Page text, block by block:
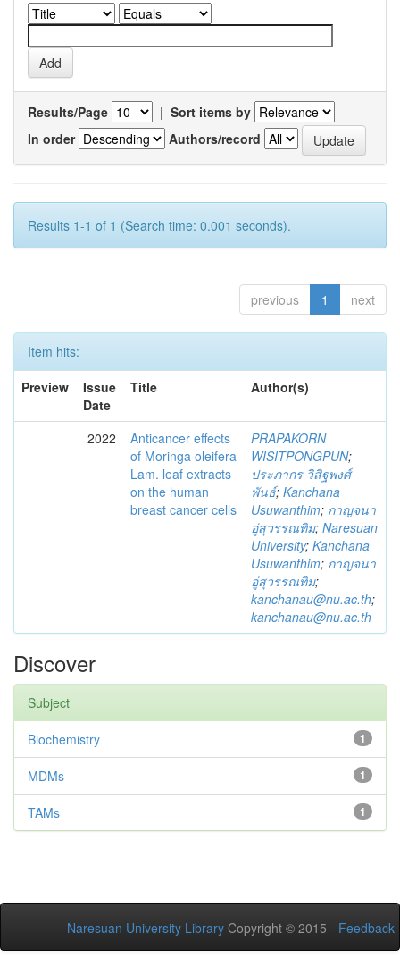
Results/Page | Sort items by
In order
Authors/record
Results 1-1 of 1 (Search time: 0.001 seconds).
previous 1 next
Item hits:
Preview
Issue
Date
Title Author(s)
2022
Anticancer effects
of Moringa oleifera
Lam. leaf extracts
on the human
breast cancer cells
PRAPAKORN
WISITPONGPUN;
ประภากร วิสิฐพงศ์
พันธ์; Kanchana
Usuwanthim; กาญจนา
อู่สุวรรณทิม; Naresuan
University; Kanchana
Usuwanthim; กาญจนา
อู่สุวรรณทิม;
kanchanau@nu.ac.th;
kanchanau@nu.ac.th
Discover
Subject
1
Biochemistry
1
MDMs
1
TAMs
Naresuan University Library Copyright © 2015 - Feedback